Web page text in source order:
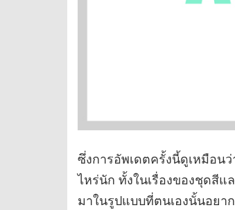
ซึ่งการอัพเดตครั้งนี้ดูเหมือน
ไหร่นัก ทั้งในเรื่องของชุดสีแ
มาในรูปแบบที่ตนเองนั้นอยา